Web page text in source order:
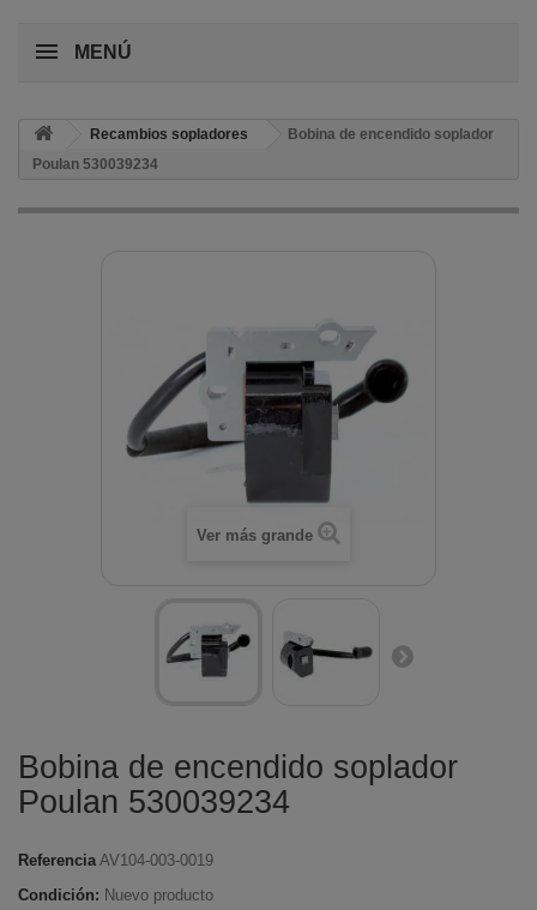
MENÚ
Recambios sopladores
Bobina de encendido soplador
Poulan 530039234
Ver más grande
Bobina de encendido soplador
Poulan 530039234
Referencia AV104-003-0019
Condición: Nuevo producto